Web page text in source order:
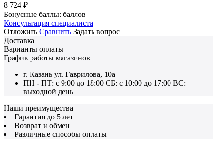
8 724 ₽
Бонусные баллы: баллов
Консультация специалиста
Отложить Сравнить Задать вопрос
Доставка
Варианты оплаты
График работы магазинов
г. Казань ул. Гаврилова, 10а
ПН - ПТ: с 9:00 до 18:00 СБ: с 10:00 до 17:00 ВС:
выходной день
Наши преимущества
Гарантия до 5 лет
Возврат и обмен
Различные способы оплаты